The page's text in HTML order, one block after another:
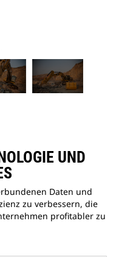
UND
Daten und
zu verbessern, die
profitabler zu